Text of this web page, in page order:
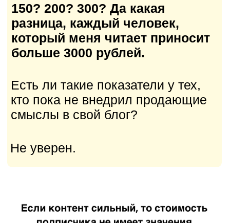
Давайте подведем
итоги, что же нужно,
по печати денег?